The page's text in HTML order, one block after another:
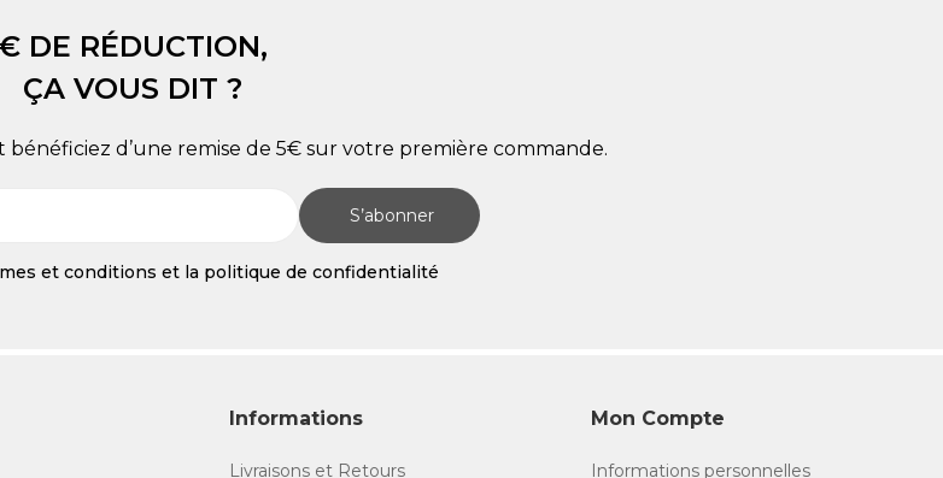
DE RÉDUCTION,
ÇA VOUS DIT ?
d’une remise de 5€ sur votre première commande.
S’abonner
et conditions et la politique de confidentialité
Informations
Livraisons et Retours
Mon Compte
Informations personnelles